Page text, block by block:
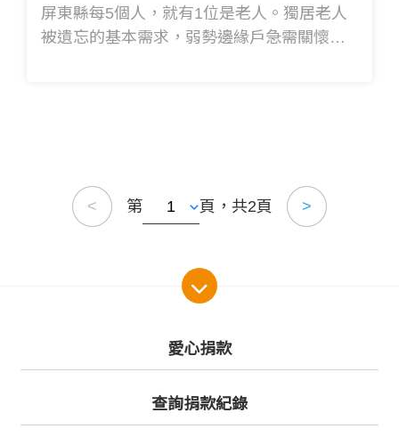
屏東縣每5個人，就有1位是老人。獨居老人
被遺忘的基本需求，弱勢邊緣戶急需關懷援
< 第 頁，共2頁 >
愛心捐款
查詢捐款紀錄